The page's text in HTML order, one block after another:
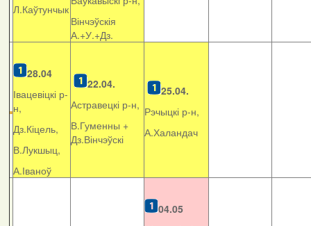
Л.Каўтунчык
Вінчэўскія
А.+У.+Дз.
28.04
Івацевіцкі р-
н,
Дз.Кіцель,
В.Лукшыц,
А.Іваноў
22.04.
Астравецкі р-н,
В.Гуменны +
Дз.Вінчэўскі
25.04.
Рэчыцкі р-н,
А.Халандач
04.05